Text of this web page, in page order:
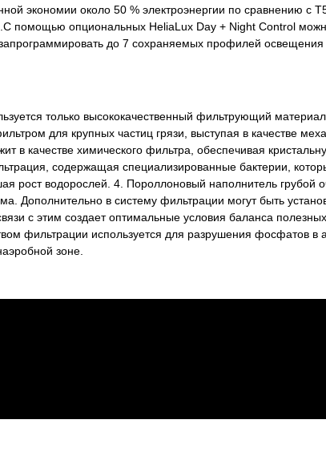
экономии около 50 % электроэнергии по сравнению с
помощью опциональных HeliaLux Day + Night Control
до 7 сохраняемых профилей освещения
только высококачественный фильтрующий
для крупных частиц грязи, выступая в качестве
в качестве химического фильтра, обеспечивая
содержащая специализированные бактерии,
водорослей. 4. Пороллоновый наполнитель грубой
Дополнительно в систему фильтрации могут быть
с этим создает оптимальные условия баланса
фильтрации используется для разрушения фосфатов в
зоне.